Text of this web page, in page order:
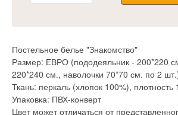
Постельное белье "Знакомство"
Размер: ЕВРО (пододеяльник - 200*220
220*240 см., наволочки 70*70 см. по 2
Ткань: перкаль (хлопок 100%), плотность
Упаковка: ПВХ-конверт
Цвет может отличаться от